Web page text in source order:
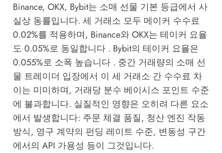
Binance, OKX, Bybit는 소매 선물 기본 등급에서 사
실상 동률입니다. 세 거래소 모두 메이커 수수료
0.02%를 적용하며, Binance와 OKX는 테이커 요율
도 0.05%로 동일합니다 . Bybit의 테이커 요율은
0.055%로 소폭 높습니다 . 중간 거래량의 소매 선
물 트레이더 입장에서 이 세 거래소 간 수수료 차
이는 미미하며, 거래당 분수 베이시스 포인트 수준
에 불과합니다. 실질적인 영향은 오히려 다른 요소
에서 발생합니다: 주문 체결 품질, 청산 엔진 작동
방식, 영구 계약의 펀딩 레이트 수준, 변동성 구간
에서의 API 가용성 등이 그것입니다.